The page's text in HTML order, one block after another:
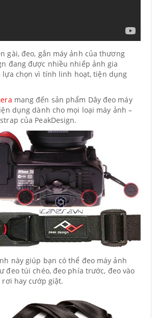
gài, đeo, gắn máy ảnh của thương
đang được nhiều nhiếp ảnh gia
lựa chọn vì tính linh hoạt, tiện dụng
mang đến sản phẩm Dây đeo máy
dụng dành cho mọi loại máy ảnh –
của PeakDesign.
này giúp bạn có thể đeo máy ảnh
đeo túi chéo, đeo phía trước, đeo vào
hay cướp giật.